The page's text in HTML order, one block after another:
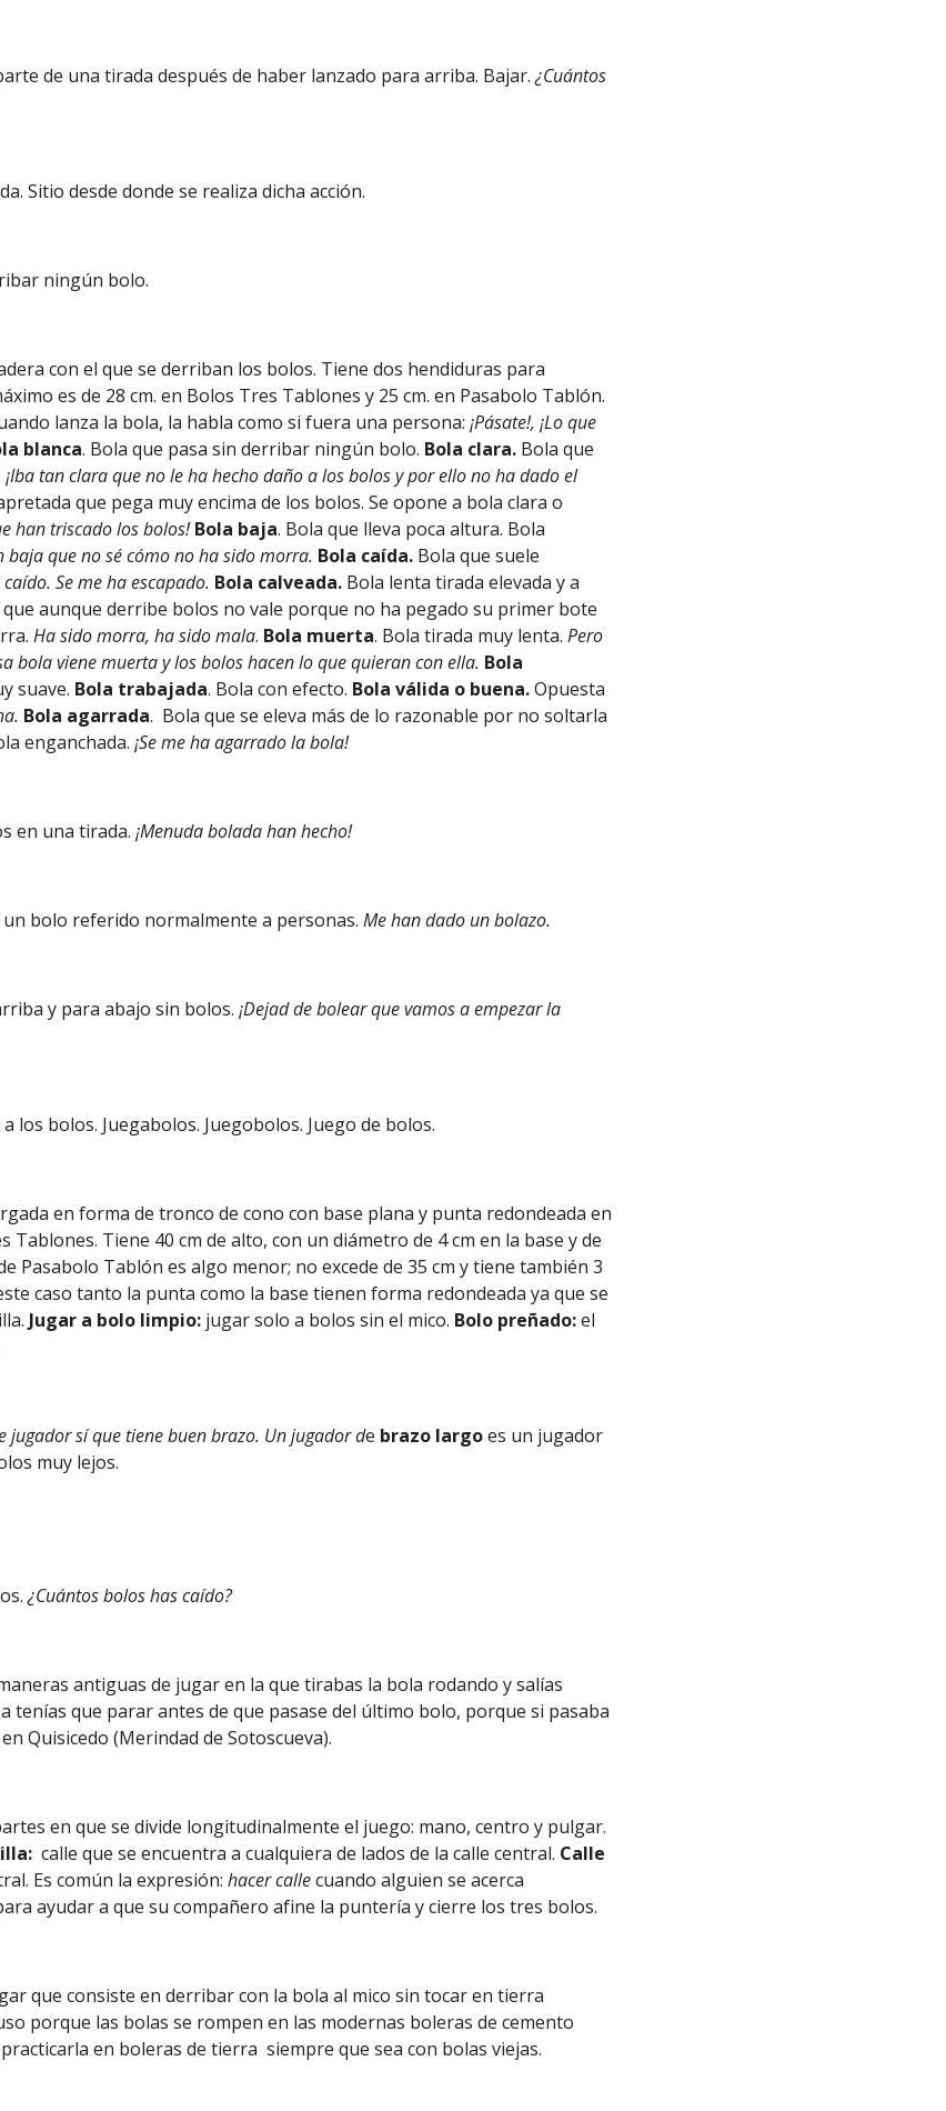
de una tirada después de haber lanzado para arriba. Bajar.¿Cuántos
Sitio desde donde se realiza dicha acción.
ningún bolo.
con el que se derriban los bolos. Tiene dos hendiduras para
es de 28 cm. en Bolos Tres Tablones y 25 cm. en Pasabolo Tablón.
lanza la bola, la habla como si fuera una persona:¡Pásate!, ¡Lo que
blanca. Bola que pasa sin derribar ningún bolo. Bola clara. Bola que
¡Iba tan clara que no le ha hecho daño a los bolos y por ello no ha dado el
que pega muy encima de los bolos. Se opone a bola clara o
han triscado los bolos!Bola baja. Bola que lleva poca altura. Bola
baja que no sé cómo no ha sido morra. Bola caída. Bola que suele
Se me ha escapado. Bola calveada. Bola lenta tirada elevada y a
que aunque derribe bolos no vale porque no ha pegado su primer bote
Ha sido morra, ha sido mala. Bola muerta. Bola tirada muy lenta.Pero
bola viene muerta y los bolos hacen lo que quieran con ella. Bola
suave. Bola trabajada. Bola con efecto. Bola válida o buena.Opuesta
Bola agarrada. Bola que se eleva más de lo razonable por no soltarla
enganchada.¡Se me ha agarrado la bola!
en una tirada. ¡Menuda bolada han hecho!
un bolo referido normalmente a personas.Me han dado un bolazo.
y para abajo sin bolos.¡Dejad de bolear que vamos a empezar la
los bolos. Juegabolos. Juegobolos. Juego de bolos.
en forma de tronco de cono con base plana y punta redondeada en
Tablones. Tiene 40 cm de alto, con un diámetro de 4 cm en la base y de
Pasabolo Tablón es algo menor; no excede de 35 cm y tiene también 3
caso tanto la punta como la base tienen forma redondeada ya que se
Jugar a bolo limpio: jugar solo a bolos sin el mico. Bolo preñado:el
jugador sí que tiene buen brazo. Un jugador de brazo largoes un jugador
muy lejos.
¿Cuántos bolos has caído?
antiguas de jugar en la que tirabas la bola rodando y salías
tenías que parar antes de que pasase del último bolo, porque si pasaba
Quisicedo (Merindad de Sotoscueva).
en que se divide longitudinalmente el juego: mano, centro y pulgar.
calle que se encuentra a cualquiera de lados de la calle central. Calle
Es común la expresión:hacer callecuando alguien se acerca
ayudar a que su compañero afine la puntería y cierre los tres bolos.
que consiste en derribar con la bola al mico sin tocar en tierra
porque las bolas se rompen en las modernas boleras de cemento
en boleras de tierra siempre que sea con bolas viejas.